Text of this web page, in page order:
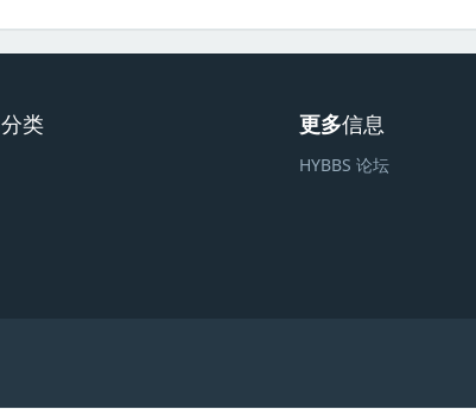
分类 更多信息
HYBBS 论坛